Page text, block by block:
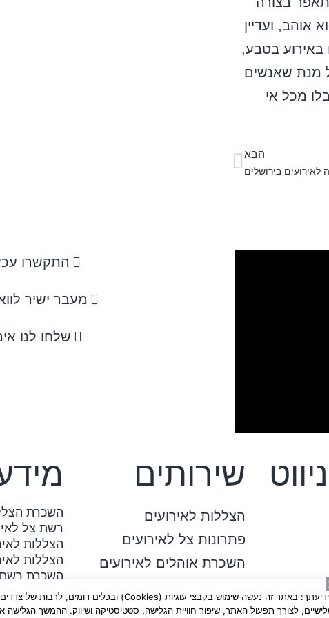
אוהב, ועדיין
באירוע בטבע,
מנת שאנשים
מכל אי
הבא
לאירועים בירושלים
התקשרו
מעבר ישיר
שלחו לנו
שירותים
הצללות לאירועים
פתרונות צל לאירועים
השכרת אוהלים לאירועים
הקמת הצללות לאירוע
השכרת
רשת צל
הצללות
הצללות
השכרת
לידיעתך: באתר זה נעשה שימוש בקבצי עוגיות (Cookies) ובכלים דומים, לרבות של צדדים
לצורך תפעול האתר, שיפור חוויית הגלישה, סטטיסטיקה ושיווק. ההמשך הגלישה